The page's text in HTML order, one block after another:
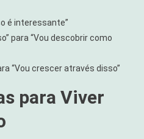
é interessante”
para “Vou descobrir como
“Vou crescer através disso”
para Viver